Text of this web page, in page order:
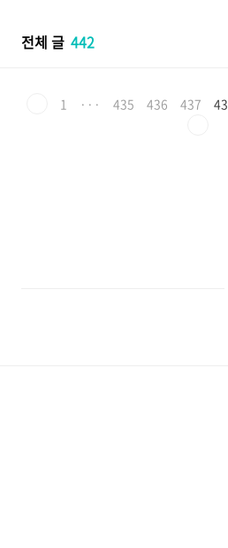
전체 글 442
1 ··· 435 436 437